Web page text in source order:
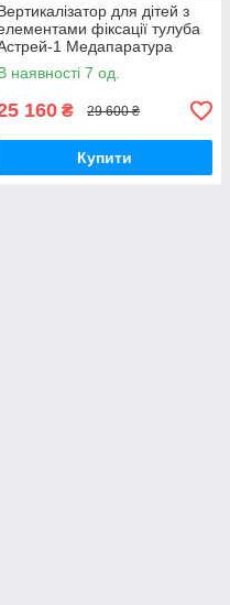
для дітей з
фіксації тулуба
1 Медапаратура
наявності 7 од.
160 ₴ 29 600 ₴
Купити